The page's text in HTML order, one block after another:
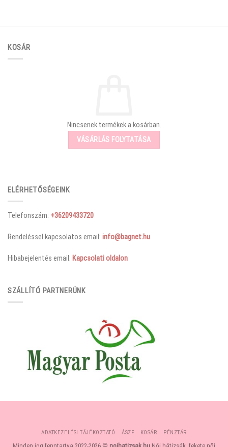
KOSÁR
Nincsenek termékek a kosárban.
VÁSÁRLÁS FOLYTATÁSA
ELÉRHETŐSÉGEINK
Telefonszám: +36209433720
Rendeléssel kapcsolatos email: info@bagnet.hu
Hibabejelentés email: Kapcsolati oldalon
SZÁLLÍTÓ PARTNERÜNK
ADATKEZELÉSI TÁJÉKOZTATÓ ÁSZF KOSÁR PÉNZTÁR